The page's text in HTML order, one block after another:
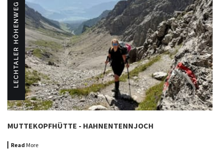
LECHTALER HÖHENWEG
MUTTEKOPFHÜTTE - HAHNENTENNJOCH
Read More